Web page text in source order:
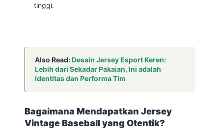
tinggi.
Also Read:Desain Jersey Esport Keren:
Lebih dari Sekadar Pakaian, Ini adalah
Identitas dan Performa Tim
Bagaimana Mendapatkan Jersey
Vintage Baseball yang Otentik?